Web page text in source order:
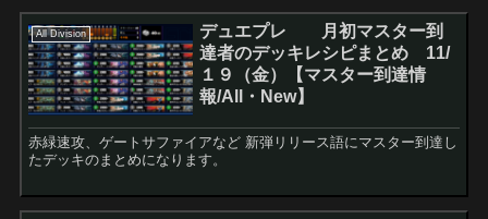
All Division
デュエプレ 月初マスター到
達者のデッキレシピまとめ 11/
１９（金）【マスター到達情
報/All・New】
赤緑速攻、ゲートサファイアなど 新弾リリース語にマスター到達し
たデッキのまとめになります。